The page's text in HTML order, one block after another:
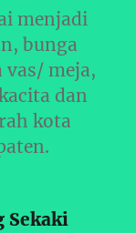
menjadi
bunga
meja,
dan
kota
Sekaki